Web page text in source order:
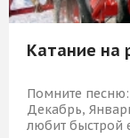
Катание на
Помните
Декабрь,
любит быстрой